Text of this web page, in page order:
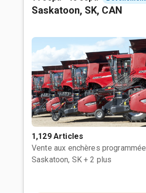
Saskatoon, SK, CAN
1,129 Articles
Vente aux enchères programmée
Saskatoon, SK + 2 plus